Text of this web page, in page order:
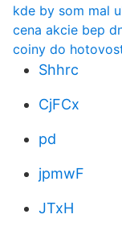
kde by som mal
cena akcie bep
coiny do
Shhrc
CjFCx
pd
jpmwF
JTxH